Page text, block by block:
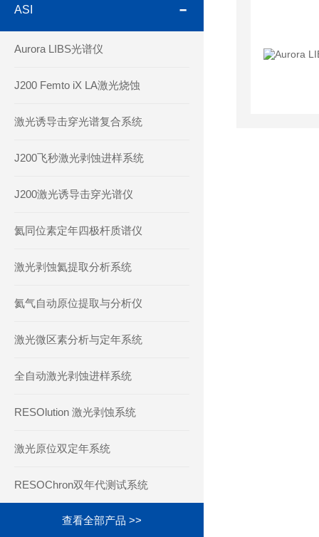
ASI
Aurora LIBS光谱仪
J200 Femto iX LA激光烧蚀
激光诱导击穿光谱复合系统
J200飞秒激光剥蚀进样系统
J200激光诱导击穿光谱仪
氦同位素定年四极杆质谱仪
激光剥蚀氦提取分析系统
氦气自动原位提取与分析仪
激光微区素分析与定年系统
全自动激光剥蚀进样系统
RESOlution 激光剥蚀系统
激光原位双定年系统
RESOChron双年代测试系统
查看全部产品 >>